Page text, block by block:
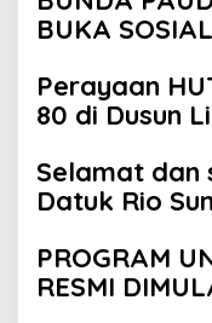
BUKA
Perayaan
80 di Dusun
Selamat dan
Datuk Rio
PROGRAM
RESMI